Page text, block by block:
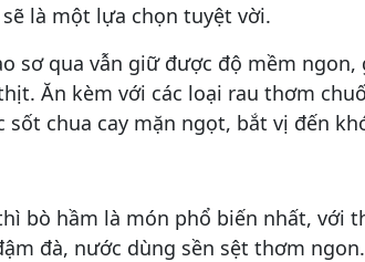
là một lựa chọn tuyệt vời.
sơ qua vẫn giữ được độ mềm
Ăn kèm với các loại rau thơm
sốt chua cay mặn ngọt, bắt vị đến
bò hầm là món phổ biến nhất, với
đà, nước dùng sền sệt thơm ngon.